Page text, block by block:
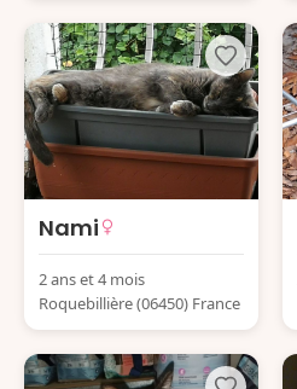
Nami
2 ans et 4 mois
Roquebillière (06450) France